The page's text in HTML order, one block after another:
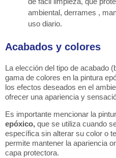
ambiental, derrames ,
uso diario.
Acabados y colores
La elección del tipo de acabado
gama de colores en la pintura
los efectos deseados en el
ofrecer una apariencia y
Es importante mencionar la
epóxico, que se utiliza cuando
específica sin alterar su color o
permite mantener la apariencia
capa protectora.